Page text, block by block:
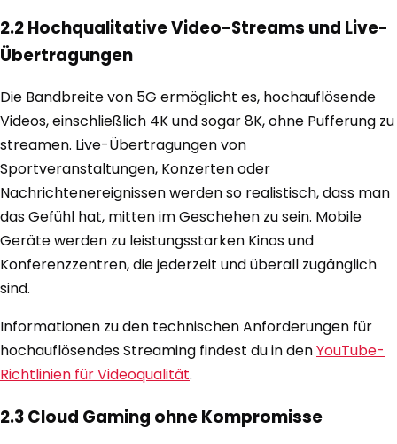
2.2 Hochqualitative Video-Streams und Live-
Übertragungen
Die Bandbreite von 5G ermöglicht es, hochauflösende
Videos, einschließlich 4K und sogar 8K, ohne Pufferung zu
streamen. Live-Übertragungen von
Sportveranstaltungen, Konzerten oder
Nachrichtenereignissen werden so realistisch, dass man
das Gefühl hat, mitten im Geschehen zu sein. Mobile
Geräte werden zu leistungsstarken Kinos und
Konferenzzentren, die jederzeit und überall zugänglich
sind.
Informationen zu den technischen Anforderungen für
hochauflösendes Streaming findest du in denYouTube-
Richtlinien für Videoqualität.
2.3 Cloud Gaming ohne Kompromisse